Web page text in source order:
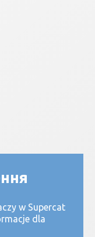
w Supercat
dla